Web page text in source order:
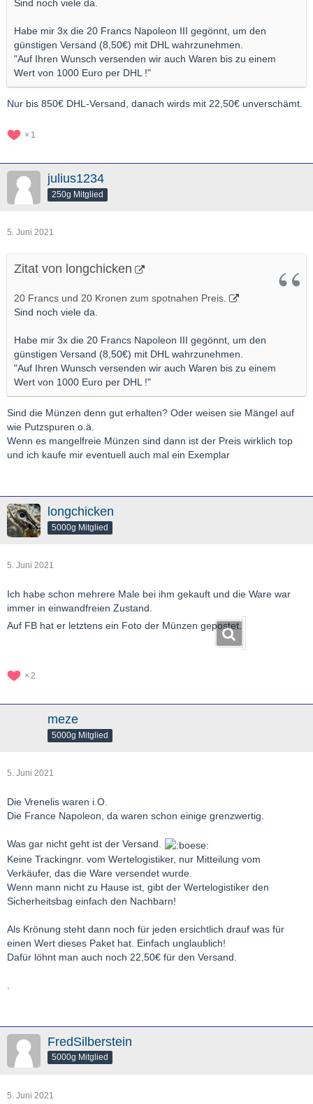
Sind noch viele da.
Habe mir 3x die 20 Francs Napoleon III gegönnt, um den
günstigen Versand (8,50€) mit DHL wahrzunehmen.
"Auf Ihren Wunsch versenden wir auch Waren bis zu einem
Wert von 1000 Euro per DHL !"
Nur bis 850€ DHL-Versand, danach wirds mit 22,50€ unverschämt.
1
julius1234
250g Mitglied
5. Juni 2021
Zitat von longchicken
20 Francs und 20 Kronen zum spotnahen Preis.
Sind noch viele da.
Habe mir 3x die 20 Francs Napoleon III gegönnt, um den
günstigen Versand (8,50€) mit DHL wahrzunehmen.
"Auf Ihren Wunsch versenden wir auch Waren bis zu einem
Wert von 1000 Euro per DHL !"
Sind die Münzen denn gut erhalten? Oder weisen sie Mängel auf
wie Putzspuren o.ä.
Wenn es mangelfreie Münzen sind dann ist der Preis wirklich top
und ich kaufe mir eventuell auch mal ein Exemplar
longchicken
5000g Mitglied
5. Juni 2021
Ich habe schon mehrere Male bei ihm gekauft und die Ware war
immer in einwandfreien Zustand.
Auf FB hat er letztens ein Foto der Münzen gepostet.
2
meze
5000g Mitglied
5. Juni 2021
Die Vrenelis waren i.O.
Die France Napoleon, da waren schon einige grenzwertig.
Was gar nicht geht ist der Versand.
Keine Trackingnr. vom Wertelogistiker, nur Mitteilung vom
Verkäufer, das die Ware versendet wurde.
Wenn mann nicht zu Hause ist, gibt der Wertelogistiker den
Sicherheitsbag einfach den Nachbarn!
Als Krönung steht dann noch für jeden ersichtlich drauf was für
einen Wert dieses Paket hat. Einfach unglaublich!
Dafür löhnt man auch noch 22,50€ für den Versand.
FredSilberstein
5000g Mitglied
5. Juni 2021